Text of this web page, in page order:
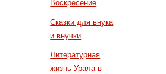
Воскресение
Сказки для внука
и внучки
Литературная
жизнь Урала в